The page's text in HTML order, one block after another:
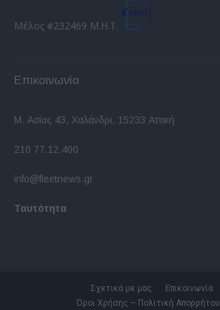
Μέλος #232469 Μ.Η.Τ.
Επικοινωνία
Μ. Ασίας 43, Χαλάνδρι, 15233 Αττική
210 77.12.400
info@fleetnews.gr
Ταυτότητα
Σχετικά με μας
Επικοινωνία
Όροι Χρήσης – Πολιτική Απορρήτου